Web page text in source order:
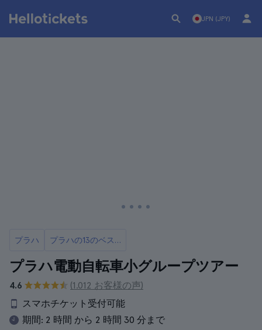
JPN (JPY)
プラハ プラハの13のベストツアーとエクスカーション
プラハ電動自転車小グループツアー
4.6
(1.012 お客様の声)
スマホチケット受付可能
期間: 2 時間 から 2 時間 30 分まで